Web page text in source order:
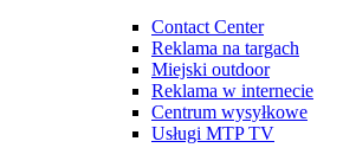
Contact Center
Reklama na targach
Miejski outdoor
Reklama w internecie
Centrum wysyłkowe
Usługi MTP TV